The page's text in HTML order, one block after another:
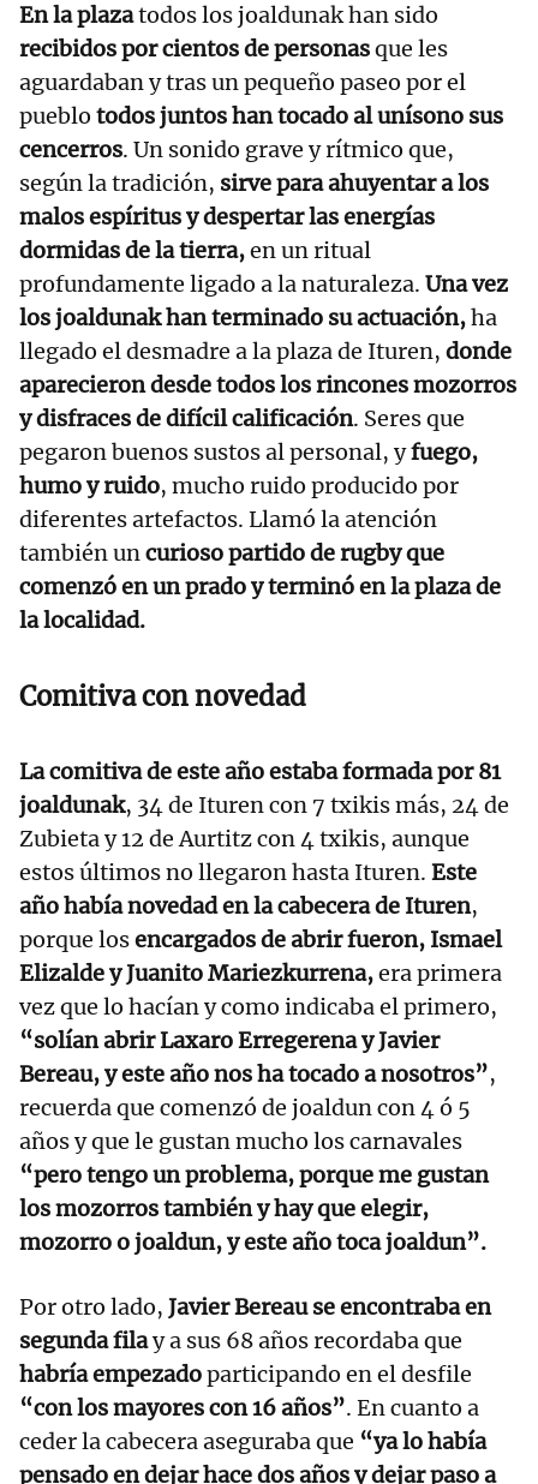
En la plazatodos los joaldunak han sido
recibidos por cientos de personasque les
aguardaban y tras un pequeño paseo por el
pueblo todos juntos han tocado al unísono sus
cencerros. Un sonido grave y rítmico que,
según la tradición, sirve para ahuyentar a los
malos espíritus y despertar las energías
dormidas de la tierra,en un ritual
profundamente ligado a la naturaleza. Una vez
los joaldunak han terminado su actuación,ha
llegado el desmadre a la plaza de Ituren, donde
aparecieron desde todos los rincones mozorros
y disfraces de difícil calificación. Seres que
pegaron buenos sustos al personal, yfuego,
humo y ruido, mucho ruido producido por
diferentes artefactos. Llamó la atención
también uncurioso partido de rugby que
comenzó en un prado y terminó en la plaza de
la localidad.
Comitiva con novedad
La comitiva de este año estaba formada por 81
joaldunak, 34 de Ituren con 7 txikis más, 24 de
Zubieta y 12 de Aurtitz con 4 txikis, aunque
estos últimos no llegaron hasta Ituren. Este
año había novedad en la cabecera de Ituren,
porque losencargados de abrir fueron, Ismael
Elizalde y Juanito Mariezkurrena,era primera
vez que lo hacían y como indicaba el primero,
“solían abrir Laxaro Erregerena y Javier
Bereau, y este año nos ha tocado a nosotros”,
recuerda que comenzó de joaldun con 4 ó 5
años y que le gustan mucho los carnavales
“pero tengo un problema, porque me gustan
los mozorros también y hay que elegir,
mozorro o joaldun, y este año toca joaldun”.
Por otro lado, Javier Bereau se encontraba en
segunda filay a sus 68 años recordaba que
habría empezadoparticipando en el desfile
“con los mayores con 16 años”. En cuanto a
ceder la cabecera aseguraba que “ya lo había
pensado en dejar hace dos años y dejar paso a